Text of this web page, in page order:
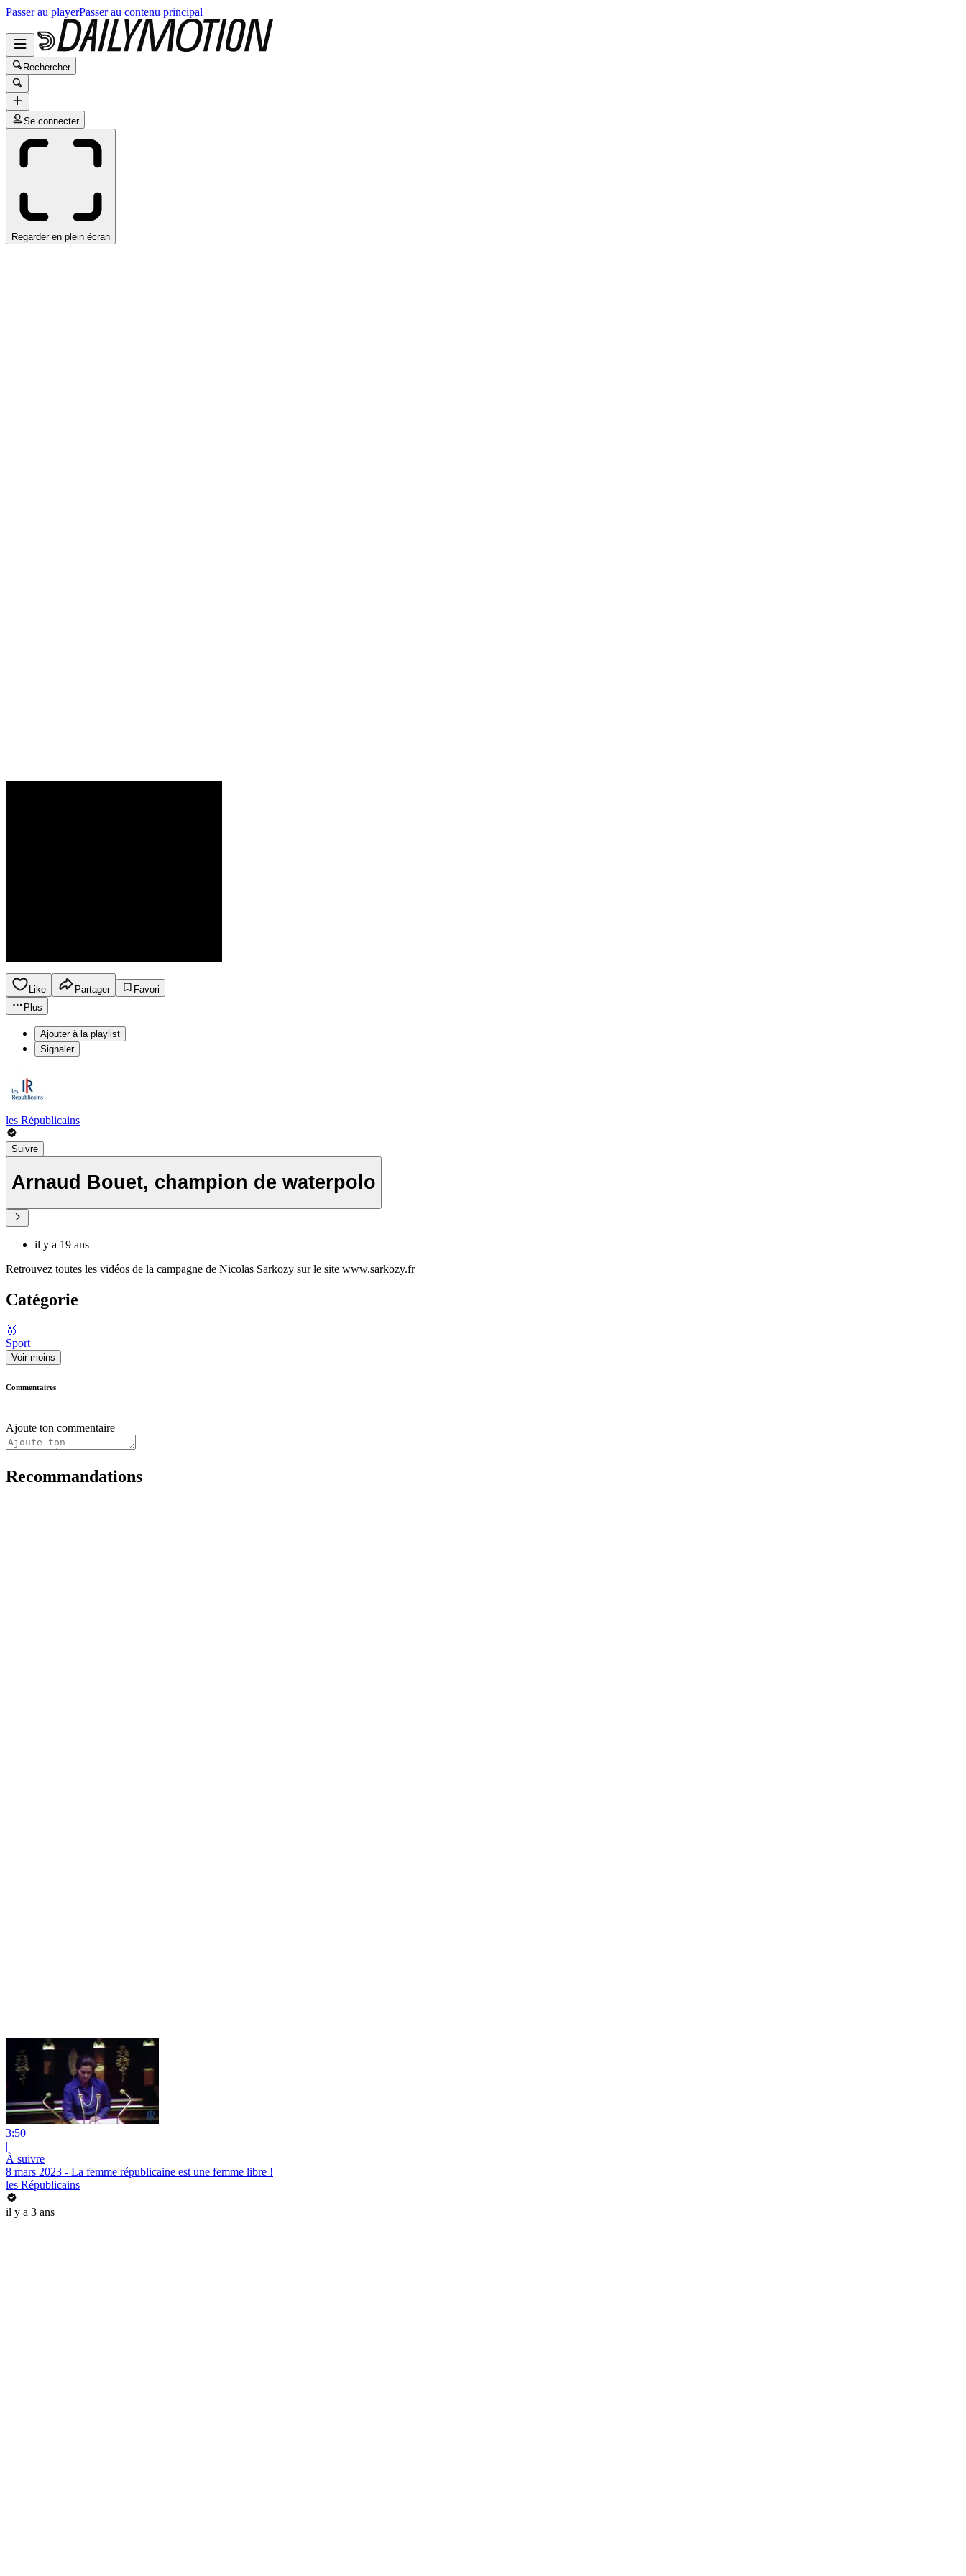
Passer au playerPasser au contenu principal
Rechercher
Se connecter
Regarder en plein écran
Like Partager
Favori
Plus
Ajouter à la playlist
Signaler
les Républicains
Suivre
Arnaud Bouet, champion de waterpolo
il y a 19 ans
Retrouvez toutes les vidéos de la campagne de Nicolas Sarkozy sur le site www.sarkozy.fr
Catégorie
🥇
Sport
Voir moins
Commentaires
Ajoute ton commentaire
Recommandations
3:50
|
À suivre
8 mars 2023 - La femme républicaine est une femme libre !
les Républicains
il y a 3 ans